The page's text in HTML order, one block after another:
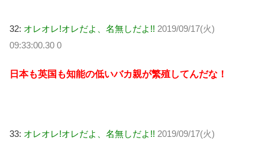
32: オレオレ!オレだよ、名無しだよ!! 2019/09/17(火)
09:33:00.30 0
日本も英国も知能の低いバカ親が繁殖してんだな！
33: オレオレ!オレだよ、名無しだよ!! 2019/09/17(火)